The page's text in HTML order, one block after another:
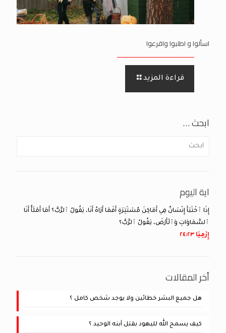
اسألوا و اطلبوا واقرعوا
قراءة المزيد
ابحث …
اية اليوم
إِذَا ٱخْتَبَأَ إِنْسَانٌ فِي أَمَاكِنَ مُسْتَتِرَةٍ أَفَمَا أَرَاهُ أَنَا، يَقُولُ ٱلرَّبُّ؟ أَمَا أَمْلَأُ أَنَا
ٱلسَّمَاوَاتِ وَٱلْأَرْضَ، يَقُولُ ٱلرَّبُّ؟
إِرْمِيَا ٢٣:‏٢٤
أخر المقالات
هل جميع البشر خطائين ولا يوجد شخص كامل ؟
كيف يسمح الله لليهود بقتل أبنه الوحيد ؟